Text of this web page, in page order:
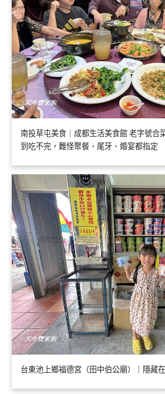
南投草屯美食｜成都生活美食館 老字號合
到吃不完，難怪聚餐、尾牙、婚宴都指定
台東池上鄉福德宮（田中伯公廟）｜隱藏